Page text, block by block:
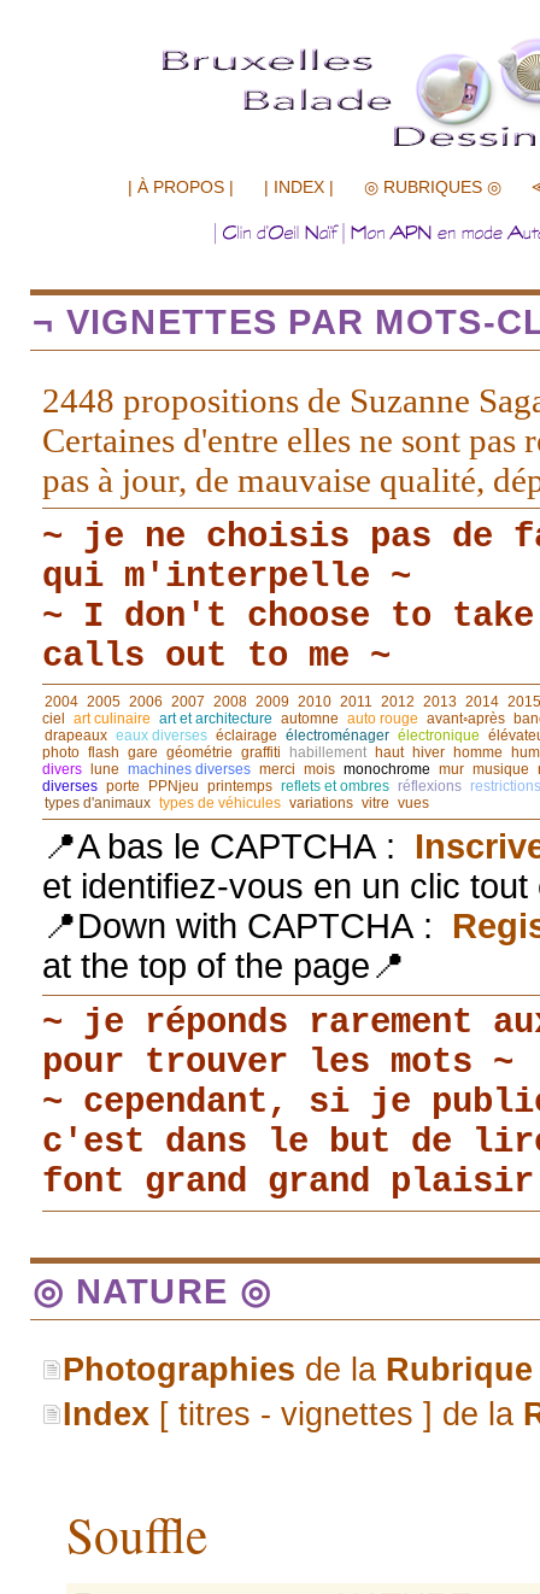
| À PROPOS | | INDEX | ◎ RUBRIQUES ◎
¬ VIGNETTES PAR MOTS-
2448 propositions de Suzanne
Certaines d'entre elles ne sont pas
pas à jour, de mauvaise qualité,
~ je ne choisis pas de
qui m'interpelle ~
~ I don't choose to
calls out to me ~
2004 2005 2006 2007 2008 2009 2010 2011 2012 2013 2014 2015
ciel art culinaire art et architecture automne auto rouge avant◦après
drapeaux eaux diverses éclairage électroménager électronique
photo flash gare géométrie graffiti habillement haut hiver homme
divers lune machines diverses merci mois monochrome mur musique
diverses porte PPNjeu printemps reflets et ombres réflexions restrictions
types d'animaux types de véhicules variations vitre vues
📍A bas le CAPTCHA :
et identifiez-vous en un clic
📍Down with CAPTCHA :
at the top of the page📍
~ je réponds rarement
pour trouver les mots ~
~ cependant, si je
c'est dans le but de
font grand grand
◎ NATURE ◎
Photographies de la Rubrique
Index [ titres - vignettes ] de la
Souffle